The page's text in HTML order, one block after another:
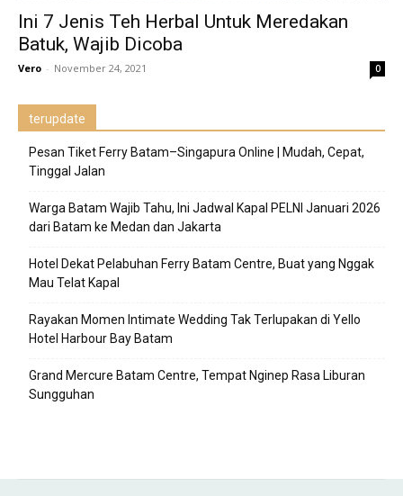
Ini 7 Jenis Teh Herbal Untuk Meredakan
Batuk, Wajib Dicoba
Vero - November 24, 2021 0
terupdate
Pesan Tiket Ferry Batam–Singapura Online | Mudah, Cepat,
Tinggal Jalan
Warga Batam Wajib Tahu, Ini Jadwal Kapal PELNI Januari 2026
dari Batam ke Medan dan Jakarta
Hotel Dekat Pelabuhan Ferry Batam Centre, Buat yang Nggak
Mau Telat Kapal
Rayakan Momen Intimate Wedding Tak Terlupakan di Yello
Hotel Harbour Bay Batam
Grand Mercure Batam Centre, Tempat Nginep Rasa Liburan
Sungguhan